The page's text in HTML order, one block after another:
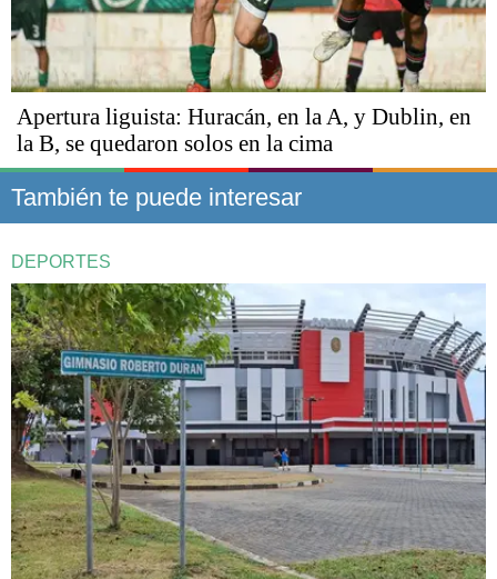
Apertura liguista: Huracán, en la A, y Dublin, en
la B, se quedaron solos en la cima
También te puede interesar
DEPORTES